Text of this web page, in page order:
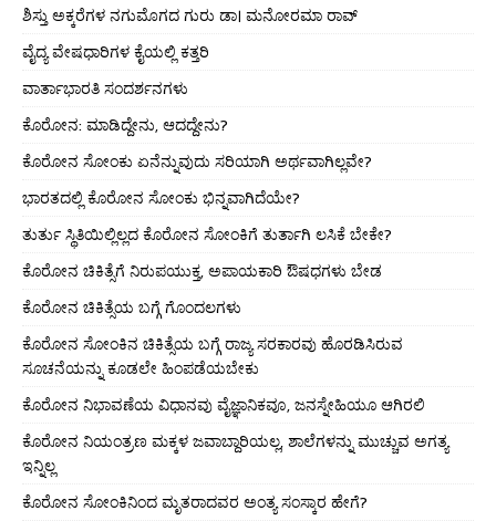
ಶಿಸ್ತು ಅಕ್ಕರೆಗಳ ನಗುಮೊಗದ ಗುರು ಡಾ। ಮನೋರಮಾ ರಾವ್
ವೈದ್ಯ ವೇಷಧಾರಿಗಳ ಕೈಯಲ್ಲಿ ಕತ್ತರಿ
ವಾರ್ತಾಭಾರತಿ ಸಂದರ್ಶನಗಳು
ಕೊರೋನ: ಮಾಡಿದ್ದೇನು, ಆದದ್ದೇನು?
ಕೊರೋನ ಸೋಂಕು ಏನೆನ್ನುವುದು ಸರಿಯಾಗಿ ಅರ್ಥವಾಗಿಲ್ಲವೇ?
ಭಾರತದಲ್ಲಿ ಕೊರೋನ ಸೋಂಕು ಭಿನ್ನವಾಗಿದೆಯೇ?
ತುರ್ತು ಸ್ಥಿತಿಯಿಲ್ಲಿಲ್ಲದ ಕೊರೋನ ಸೋಂಕಿಗೆ ತುರ್ತಾಗಿ ಲಸಿಕೆ ಬೇಕೇ?
ಕೊರೋನ ಚಿಕಿತ್ಸೆಗೆ ನಿರುಪಯುಕ್ತ, ಅಪಾಯಕಾರಿ ಔಷಧಗಳು ಬೇಡ
ಕೊರೋನ ಚಿಕಿತ್ಸೆಯ ಬಗ್ಗೆ ಗೊಂದಲಗಳು
ಕೊರೋನ ಸೋಂಕಿನ ಚಿಕಿತ್ಸೆಯ ಬಗ್ಗೆ ರಾಜ್ಯ ಸರಕಾರವು ಹೊರಡಿಸಿರುವ
ಸೂಚನೆಯನ್ನು ಕೂಡಲೇ ಹಿಂಪಡೆಯಬೇಕು
ಕೊರೋನ ನಿಭಾವಣೆಯ ವಿಧಾನವು ವೈಜ್ಞಾನಿಕವೂ, ಜನಸ್ನೇಹಿಯೂ ಆಗಿರಲಿ
ಕೊರೋನ ನಿಯಂತ್ರಣ ಮಕ್ಕಳ ಜವಾಬ್ದಾರಿಯಲ್ಲ, ಶಾಲೆಗಳನ್ನು ಮುಚ್ಚುವ ಅಗತ್ಯ
ಇನ್ನಿಲ್ಲ
ಕೊರೋನ ಸೋಂಕಿನಿಂದ ಮೃತರಾದವರ ಅಂತ್ಯ ಸಂಸ್ಕಾರ ಹೇಗೆ?